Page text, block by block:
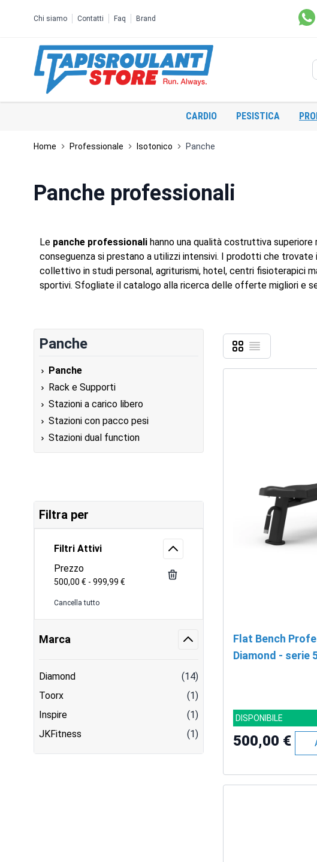
Chi siamo Contatti Faq Brand
CARDIO PESISTICA
Home Professionale Isotonico Panche
Panche professionali
Le panche professionali hanno una qualità costruttiva
conseguenza si prestano a utilizzi intensivi. I prodotti che
collettivo in studi personal, agriturismi, hotel, centri fisioterapici
sportivi. Sfogliate il catalogo alla ricerca delle offerte migliori e
Panche
Panche
Rack e Supporti
Stazioni a carico libero
Stazioni con pacco pesi
Stazioni dual function
Filtra per
Filtri Attivi
Prezzo
500,00 € - 999,99 €
Cancella tutto
Marca
Diamond
(14)
Toorx
(1)
Inspire
(1)
JKFitness
(1)
Mostra come
Griglia
Lista
Flat Bench
Diamond - serie
DISPONIBILE
500,00 €